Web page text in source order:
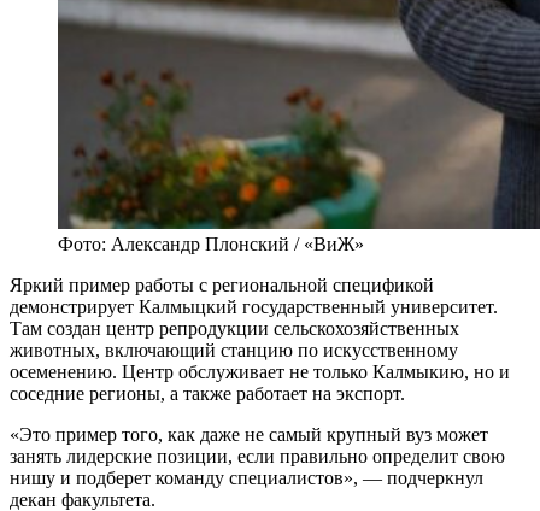
Фото: Александр Плонский / «ВиЖ»
Яркий пример работы с региональной спецификой
демонстрирует Калмыцкий государственный университет.
Там создан центр репродукции сельскохозяйственных
животных, включающий станцию по искусственному
осеменению. Центр обслуживает не только Калмыкию, но и
соседние регионы, а также работает на экспорт.
«Это пример того, как даже не самый крупный вуз может
занять лидерские позиции, если правильно определит свою
нишу и подберет команду специалистов», — подчеркнул
декан факультета.